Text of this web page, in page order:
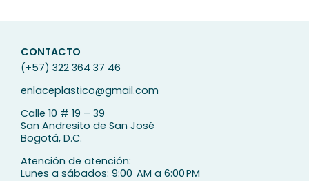
CONTACTO
(+57) 322 364 37 46
enlaceplastico@gmail.com
Calle 10 # 19 – 39
San Andresito de San José
Bogotá, D.C.
Atención de atención:
Lunes a sábados: 9:00 AM a 6:00 PM